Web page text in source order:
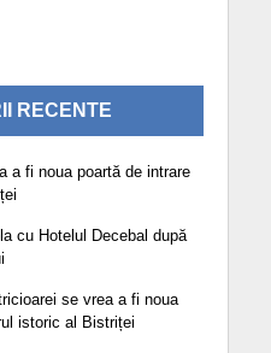
RECENTE
a fi noua poartă de intrare
cu Hotelul Decebal după
se vrea a fi noua
istoric al Bistriței